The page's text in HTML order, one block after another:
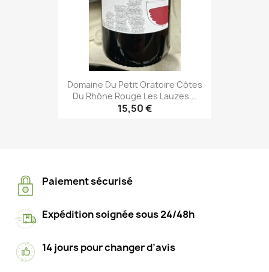
Domaine Du Petit Oratoire Côtes
Du Rhône Rouge Les Lauzes...
15,50 €
Paiement sécurisé
Expédition soignée sous 24/48h
14 jours pour changer d’avis